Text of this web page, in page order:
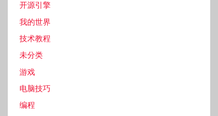
开源引擎
我的世界
技术教程
未分类
游戏
电脑技巧
编程